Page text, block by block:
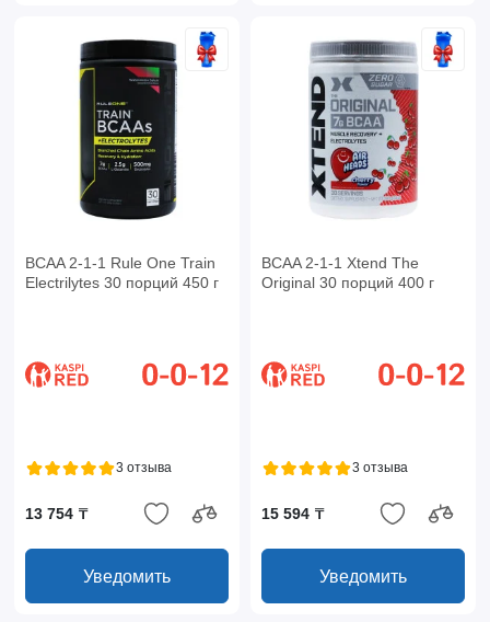
BCAA 2-1-1 Rule One Train
Electrilytes 30 порций 450 г
3 отзыва
13 754 ₸
Уведомить
BCAA 2-1-1 Xtend The
Original 30 порций 400 г
3 отзыва
15 594 ₸
Уведомить